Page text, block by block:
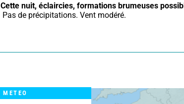
Cette nuit, éclaircies, formations brumeuses
Pas de précipitations. Vent modéré.
METEO